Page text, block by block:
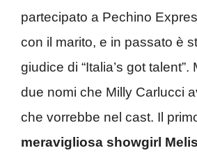
partecipato a Pechino
con il marito, e in passato è
giudice di “Italia’s got
due nomi che Milly Carlucci
che vorrebbe nel cast. Il
meravigliosa showgirl